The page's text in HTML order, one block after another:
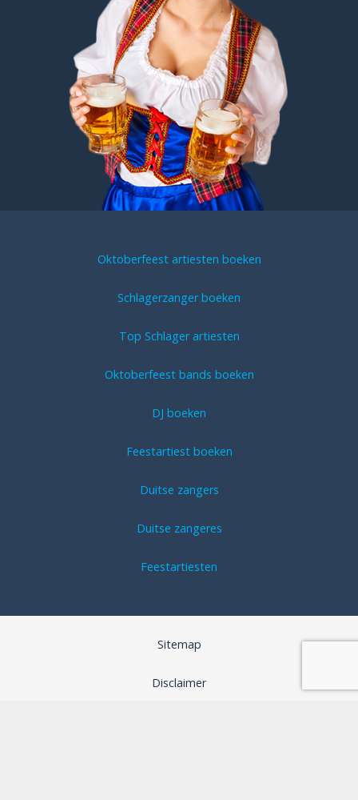
Oktoberfeest artiesten boeken
Schlagerzanger boeken
Top Schlager artiesten
Oktoberfeest bands boeken
DJ boeken
Feestartiest boeken
Duitse zangers
Duitse zangeres
Feestartiesten
Sitemap
Disclaimer